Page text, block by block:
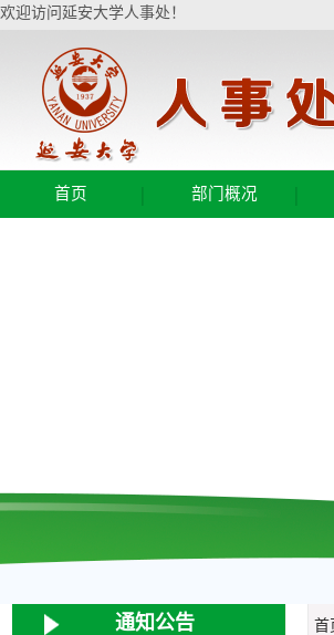
欢迎访问延安大学人事处！
首页 部门概况
通知公告 首